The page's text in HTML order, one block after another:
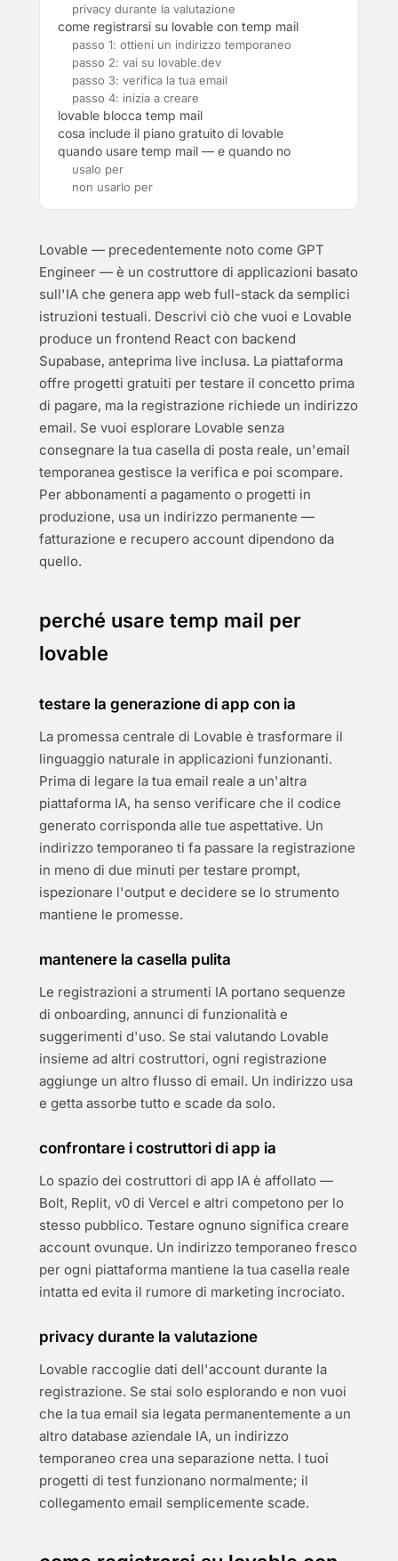
privacy durante la valutazione
come registrarsi su lovable con temp mail
passo 1: ottieni un indirizzo temporaneo
passo 2: vai su lovable.dev
passo 3: verifica la tua email
passo 4: inizia a creare
lovable blocca temp mail
cosa include il piano gratuito di lovable
quando usare temp mail — e quando no
usalo per
non usarlo per
Lovable — precedentemente noto come GPT
Engineer — è un costruttore di applicazioni basato
sull'IA che genera app web full-stack da semplici
istruzioni testuali. Descrivi ciò che vuoi e Lovable
produce un frontend React con backend
Supabase, anteprima live inclusa. La piattaforma
offre progetti gratuiti per testare il concetto prima
di pagare, ma la registrazione richiede un indirizzo
email. Se vuoi esplorare Lovable senza
consegnare la tua casella di posta reale, un'email
temporanea gestisce la verifica e poi scompare.
Per abbonamenti a pagamento o progetti in
produzione, usa un indirizzo permanente —
fatturazione e recupero account dipendono da
quello.
perché usare temp mail per
lovable
testare la generazione di app con ia
La promessa centrale di Lovable è trasformare il
linguaggio naturale in applicazioni funzionanti.
Prima di legare la tua email reale a un'altra
piattaforma IA, ha senso verificare che il codice
generato corrisponda alle tue aspettative. Un
indirizzo temporaneo ti fa passare la registrazione
in meno di due minuti per testare prompt,
ispezionare l'output e decidere se lo strumento
mantiene le promesse.
mantenere la casella pulita
Le registrazioni a strumenti IA portano sequenze
di onboarding, annunci di funzionalità e
suggerimenti d'uso. Se stai valutando Lovable
insieme ad altri costruttori, ogni registrazione
aggiunge un altro flusso di email. Un indirizzo usa
e getta assorbe tutto e scade da solo.
confrontare i costruttori di app ia
Lo spazio dei costruttori di app IA è affollato —
Bolt, Replit, v0 di Vercel e altri competono per lo
stesso pubblico. Testare ognuno significa creare
account ovunque. Un indirizzo temporaneo fresco
per ogni piattaforma mantiene la tua casella reale
intatta ed evita il rumore di marketing incrociato.
privacy durante la valutazione
Lovable raccoglie dati dell'account durante la
registrazione. Se stai solo esplorando e non vuoi
che la tua email sia legata permanentemente a un
altro database aziendale IA, un indirizzo
temporaneo crea una separazione netta. I tuoi
progetti di test funzionano normalmente; il
collegamento email semplicemente scade.